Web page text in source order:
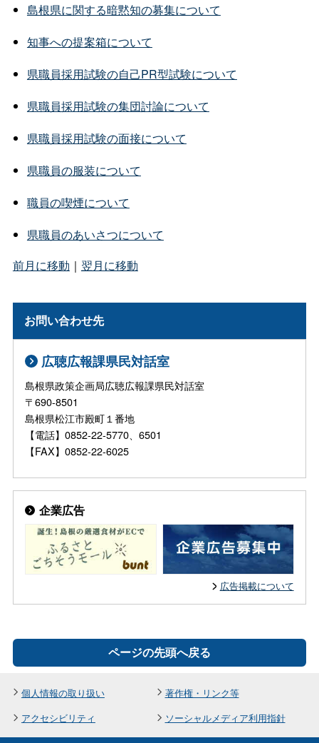
島根県に関する暗黙知の募集について
知事への提案箱について
県職員採用試験の自己PR型試験について
県職員採用試験の集団討論について
県職員採用試験の面接について
県職員の服装について
職員の喫煙について
県職員のあいさつについて
前月に移動 ｜ 翌月に移動
お問い合わせ先
広聴広報課県民対話室
島根県政策企画局広聴広報課県民対話室
〒690-8501
島根県松江市殿町１番地
【電話】0852-22-5770、6501
【FAX】0852-22-6025
企業広告
広告掲載について
ページの先頭へ戻る
個人情報の取り扱い
著作権・リンク等
アクセシビリティ
ソーシャルメディア利用指針